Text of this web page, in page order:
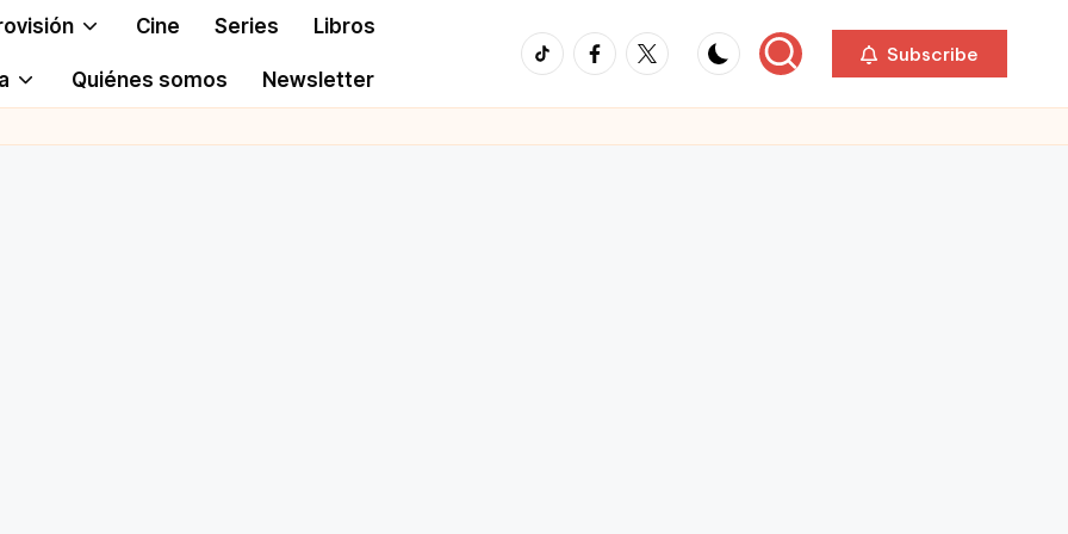
Cine Series Libros
Quiénes somos Newsletter
TikTokFacebook
Twitter Subscribe